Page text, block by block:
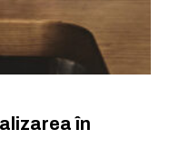
în